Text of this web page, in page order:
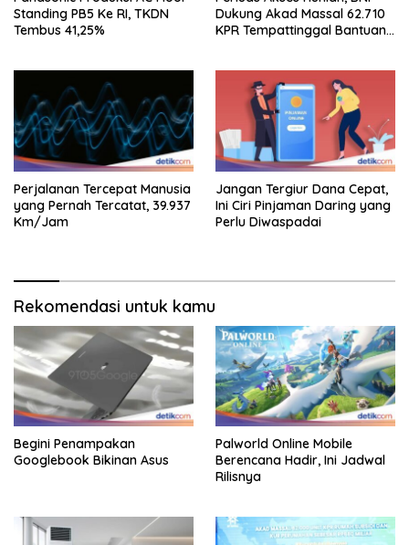
Standing PB5 Ke RI, TKDN
Tembus 41,25%
Dukung Akad Massal 62.710
KPR Tempattinggal Bantuan
Perjalanan Tercepat Manusia
yang Pernah Tercatat, 39.937
Km/Jam
Jangan Tergiur Dana Cepat,
Ini Ciri Pinjaman Daring yang
Perlu Diwaspadai
Rekomendasi untuk kamu
Begini Penampakan
Googlebook Bikinan Asus
Palworld Online Mobile
Berencana Hadir, Ini Jadwal
Rilisnya